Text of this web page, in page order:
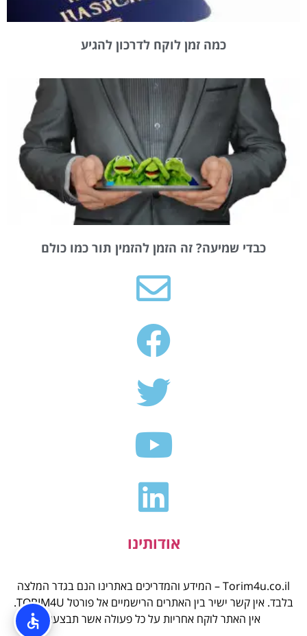
כמה זמן לוקח לדרכון להגיע
כבדי שמיעה? זה הזמן להזמין תור כמו כולם
אודותינו
Torim4u.co.il – המידע והמדריכים באתרינו הנם בגדר המלצה
בלבד. אין קשר ישיר בין האתרים הרישמיים אל פורטל TORIM4U.
אין האתר לוקח אחריות על כל פעולה אשר תבצעו.